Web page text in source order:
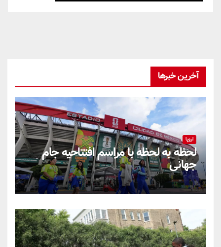
آخرین خبرها
اروپا
لحظه به لحظه با مراسم افتتاحیه جام
جهانی